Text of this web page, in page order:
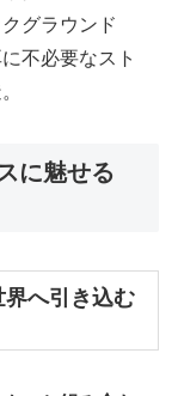
グラウンド
不必要なスト
に魅せる
へ引き込む